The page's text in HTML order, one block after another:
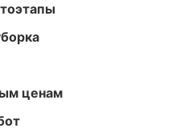
ценам